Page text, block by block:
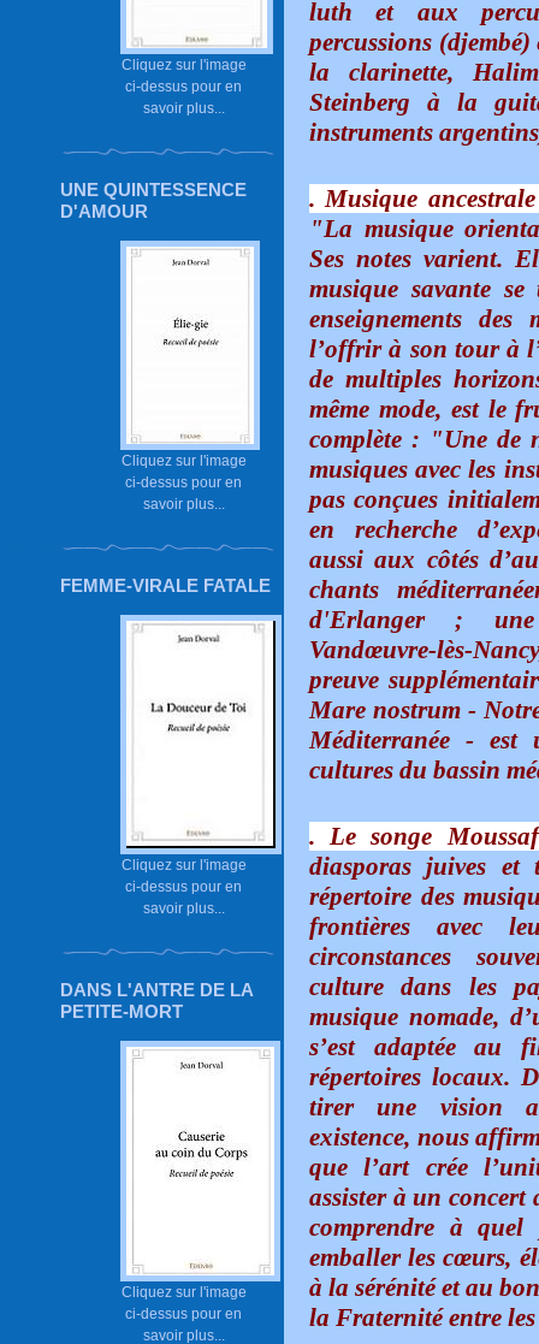
Cliquez sur l'image
ci-dessus pour en
savoir plus...
UNE QUINTESSENCE
D'AMOUR
Cliquez sur l'image
ci-dessus pour en
savoir plus...
FEMME-VIRALE FATALE
Cliquez sur l'image
ci-dessus pour en
savoir plus...
DANS L'ANTRE DE LA
PETITE-MORT
Cliquez sur l'image
ci-dessus pour en
savoir plus...
luth et aux
percussions
la clarinette,
Steinberg à la
instruments
. Musique
"La musique
Ses notes varient.
musique savante
enseignements
l’offrir à son tour à
de multiples
même mode, est le
complète : "Une de
musiques avec les
pas conçues
en recherche
aussi aux côtés
chants
d'Erlanger ; une
Vandœuvre-lès-
preuve
Mare nostrum -
Méditerranée - est
cultures du bassin
. Le songe
diasporas juives et
répertoire des
frontières avec
circonstances
culture dans les
musique nomade,
s’est adaptée au
répertoires locaux.
tirer une vision
existence, nous
que l’art crée
assister à un concert
comprendre à quel
emballer les cœurs,
à la sérénité et au
la Fraternité entre